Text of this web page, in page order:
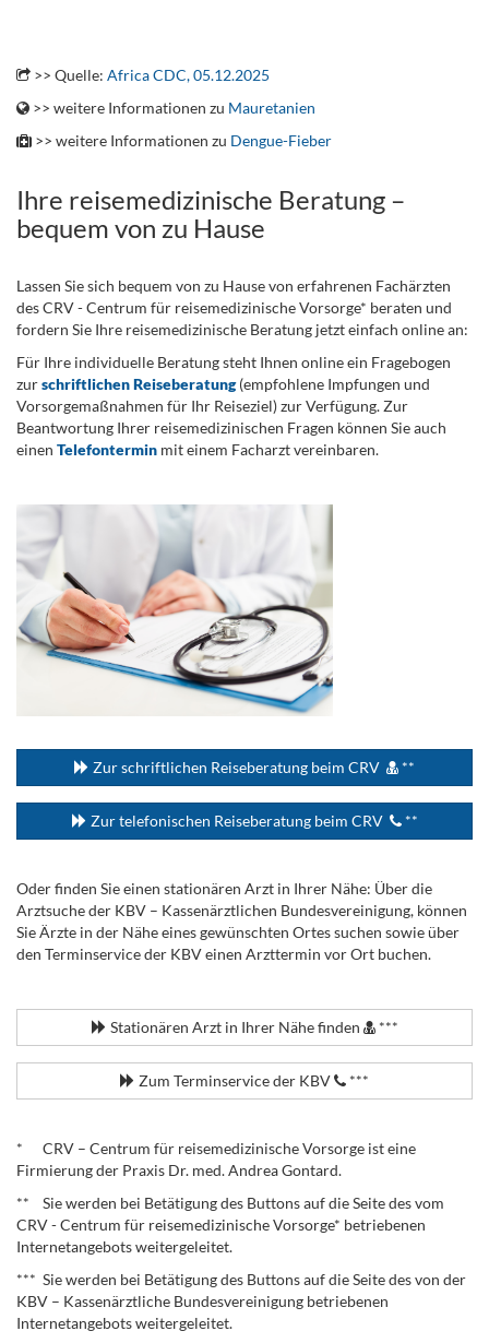
>> Quelle: Africa CDC, 05.12.2025
>> weitere Informationen zu Mauretanien
>> weitere Informationen zu Dengue-Fieber
Ihre reisemedizinische Beratung –
bequem von zu Hause
Lassen Sie sich bequem von zu Hause von erfahrenen Fachärzten
des CRV - Centrum für reisemedizinische Vorsorge* beraten und
fordern Sie Ihre reisemedizinische Beratung jetzt einfach online an:
Für Ihre individuelle Beratung steht Ihnen online ein Fragebogen
zurschriftlichen Reiseberatung(empfohlene Impfungen und
Vorsorgemaßnahmen für Ihr Reiseziel) zur Verfügung. Zur
Beantwortung Ihrer reisemedizinischen Fragen können Sie auch
einen Telefontermin mit einem Facharzt vereinbaren.
Zur schriftlichen Reiseberatung beim CRV **
Zur telefonischen Reiseberatung beim CRV **
Oder finden Sie einen stationären Arzt in Ihrer Nähe: Über die
Arztsuche der KBV – Kassenärztlichen Bundesvereinigung, können
Sie Ärzte in der Nähe eines gewünschten Ortes suchen sowie über
den Terminservice der KBV einen Arzttermin vor Ort buchen.
Stationären Arzt in Ihrer Nähe finden ***
Zum Terminservice der KBV ***
* CRV – Centrum für reisemedizinische Vorsorge ist eine
Firmierung der Praxis Dr. med. Andrea Gontard.
** Sie werden bei Betätigung des Buttons auf die Seite des vom
CRV - Centrum für reisemedizinische Vorsorge* betriebenen
Internetangebots weitergeleitet.
*** Sie werden bei Betätigung des Buttons auf die Seite des von der
KBV – Kassenärztliche Bundesvereinigung betriebenen
Internetangebots weitergeleitet.